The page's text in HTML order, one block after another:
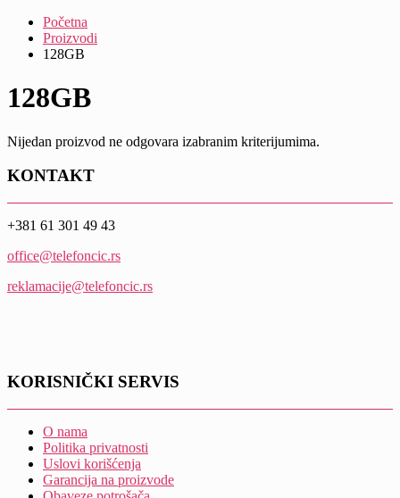
Početna
Proizvodi
128GB
128GB
Nijedan proizvod ne odgovara izabranim kriterijumima.
KONTAKT
+381 61 301 49 43
office@telefoncic.rs
reklamacije@telefoncic.rs
KORISNIČKI SERVIS
O nama
Politika privatnosti
Uslovi korišćenja
Garancija na proizvode